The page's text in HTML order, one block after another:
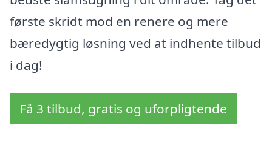
første skridt mod en renere og mere
bæredygtig løsning ved at indhente tilbud
i dag!
Få 3 tilbud, gratis og uforpligtende